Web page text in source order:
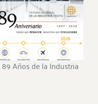
Años de la Industria